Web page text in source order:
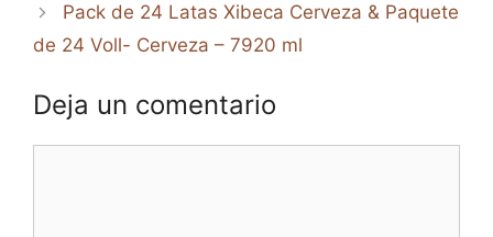
Pack de 24 Latas Xibeca Cerveza & Paquete
de 24 Voll- Cerveza – 7920 ml
Deja un comentario